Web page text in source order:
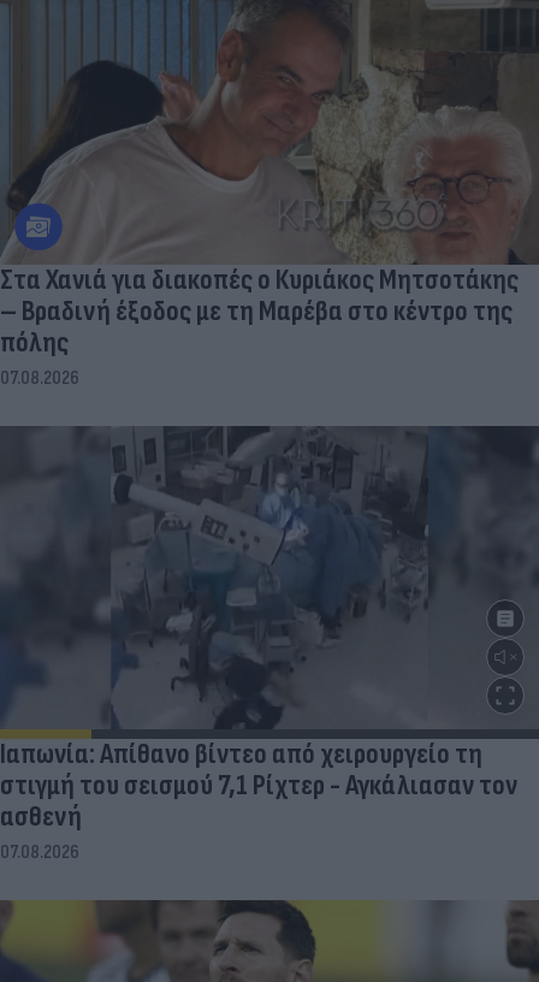
Στα Χανιά για διακοπές ο Κυριάκος Μητσοτάκης
– Βραδινή έξοδος με τη Μαρέβα στο κέντρο της
πόλης
07.08.2026
Ιαπωνία: Απίθανο βίντεο από χειρουργείο τη
στιγμή του σεισμού 7,1 Ρίχτερ - Αγκάλιασαν τον
ασθενή
07.08.2026